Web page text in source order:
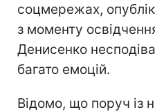
соцмережах,
з моменту
Денисенко
багато емоцій.
Відомо, що поруч із